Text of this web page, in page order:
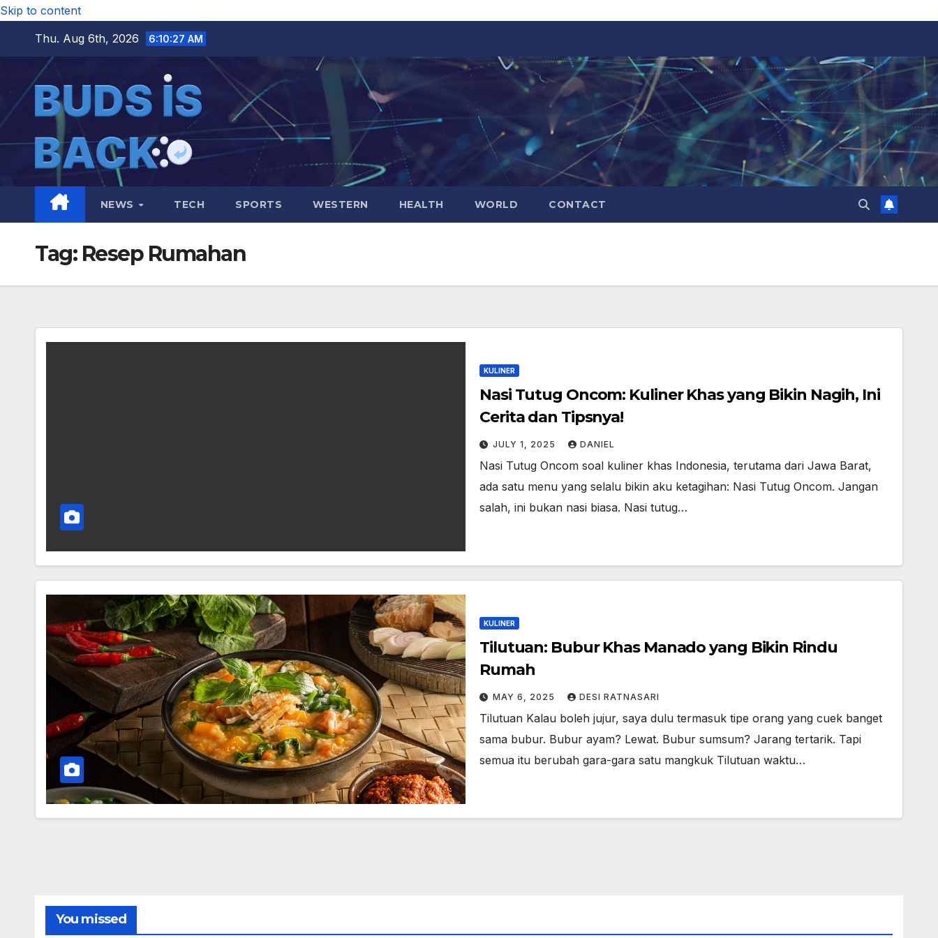
Skip to content
Thu. Aug 6th, 2026
6:10:27 AM
NEWS TECH SPORTS WESTERN HEALTH WORLD CONTACT
Tag: Resep Rumahan
KULINER
Nasi Tutug Oncom: Kuliner Khas yang Bikin Nagih, Ini
Cerita dan Tipsnya!
JULY 1, 2025 DANIEL
Nasi Tutug Oncom soal kuliner khas Indonesia, terutama dari Jawa Barat,
ada satu menu yang selalu bikin aku ketagihan: Nasi Tutug Oncom. Jangan
salah, ini bukan nasi biasa. Nasi tutug…
KULINER
Tilutuan: Bubur Khas Manado yang Bikin Rindu
Rumah
MAY 6, 2025 DESI RATNASARI
Tilutuan Kalau boleh jujur, saya dulu termasuk tipe orang yang cuek banget
sama bubur. Bubur ayam? Lewat. Bubur sumsum? Jarang tertarik. Tapi
semua itu berubah gara-gara satu mangkuk Tilutuan waktu…
You missed